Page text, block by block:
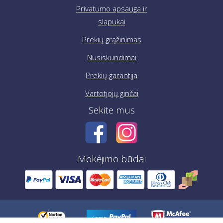
Privatumo apsauga ir
slapukai
Prekių grąžinimas
Nusiskundimai
Prekių garantija
Vartotjojų ginčai
Sekite mus
Mokėjimo būdai